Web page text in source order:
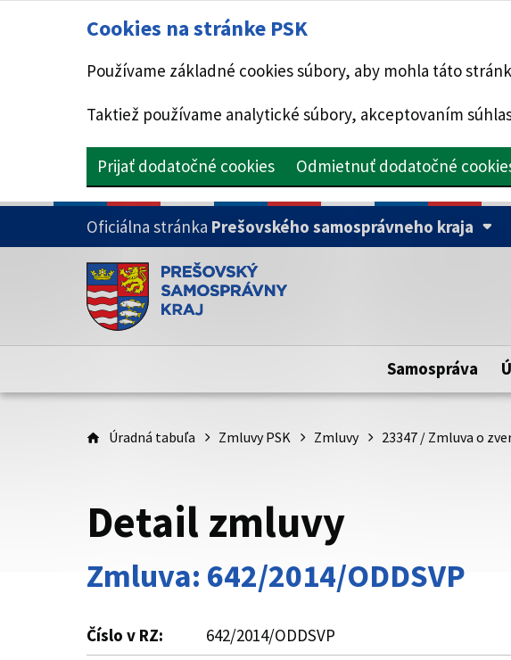
Cookies na stránke PSK
Používame základné cookies súbory, aby mohla táto
Taktiež používame analytické súbory, akceptovaním
Prijať dodatočné cookies Odmietnuť dodatočné
PRESKOČIŤ NA HLAVNÝ OBSAH
Oficiálna stránka Prešovského samosprávneho kraja
Doména psk.sk je oficiálna
Toto je oficiálna webová stránka Prešovského
Samospráva
Úradná tabuľa Zmluvy PSK Zmluvy 23347 / Zmluva o
Detail zmluvy
Zmluva: 642/2014/ODDSVP
Číslo v RZ:
642/2014/ODDSVP